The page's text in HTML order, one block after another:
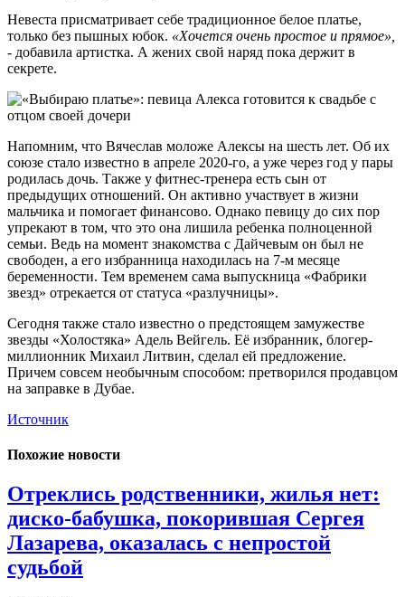
Невеста присматривает себе традиционное белое платье,
только без пышных юбок. «Хочется очень простое и прямое»,
- добавила артистка. А жених свой наряд пока держит в
секрете.
Напомним, что Вячеслав моложе Алексы на шесть лет. Об их
союзе стало известно в апреле 2020-го, а уже через год у пары
родилась дочь. Также у фитнес-тренера есть сын от
предыдущих отношений. Он активно участвует в жизни
мальчика и помогает финансово. Однако певицу до сих пор
упрекают в том, что это она лишила ребенка полноценной
семьи. Ведь на момент знакомства с Дайчевым он был не
свободен, а его избранница находилась на 7-м месяце
беременности. Тем временем сама выпускница «Фабрики
звезд» отрекается от статуса «разлучницы».
Сегодня также стало известно о предстоящем замужестве
звезды «Холостяка» Адель Вейгель. Её избранник, блогер-
миллионник Михаил Литвин, сделал ей предложение.
Причем совсем необычным способом: претворился продавцом
на заправке в Дубае.
Источник
Похожие новости
Отреклись родственники, жилья нет:
диско-бабушка, покорившая Сергея
Лазарева, оказалась с непростой
судьбой